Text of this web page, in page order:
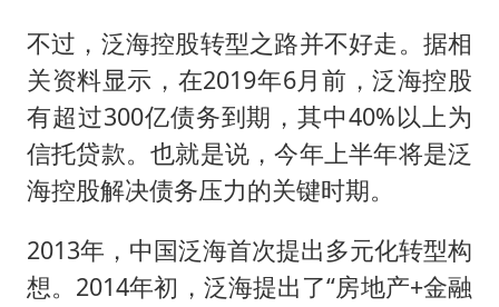
不过，泛海控股转型之路并不好走。据相
关资料显示，在2019年6月前，泛海控股
有超过300亿债务到期，其中40%以上为
信托贷款。也就是说，今年上半年将是泛
海控股解决债务压力的关键时期。
2013年，中国泛海首次提出多元化转型构
想。2014年初，泛海提出了“房地产+金融